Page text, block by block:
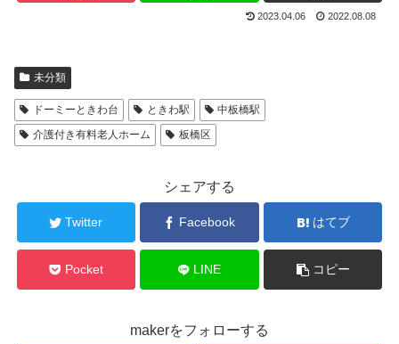
2023.04.06 2022.08.08
未分類
ドーミーときわ台 ときわ駅
中板橋駅
介護付き有料老人ホーム
板橋区
シェアする
Twitter Facebook はてブ
Pocket LINE コピー
makerをフォローする